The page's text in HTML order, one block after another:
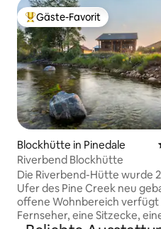
Beliebter Gäste-Favorit.
Gäste-Favorit
Blockhütte in Pinedale
Riverbend Blockhütte
Die Riverbend-Hütte wurde
Ufer des Pine Creek neu
offene Wohnbereich verfügt
Fernseher, eine Sitzecke,